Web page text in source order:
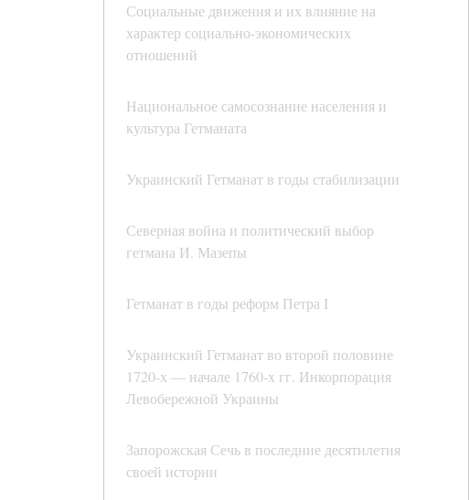
Социальные движения и их влияние на
характер социально-экономических
отношений
Национальное самосознание населения и
культура Гетманата
Украинский Гетманат в годы стабилизации
Северная война и политический выбор
гетмана И. Мазепы
Гетманат в годы реформ Петра I
Украинский Гетманат во второй половине
1720-х — начале 1760-х гг. Инкорпорация
Левобережной Украины
Запорожская Сечь в последние десятилетия
своей истории